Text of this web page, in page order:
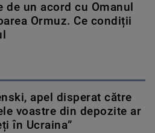
de un acord cu Omanul
Ormuz. Ce condiții
apel disperat către
voastre din depozite ar
în Ucraina”